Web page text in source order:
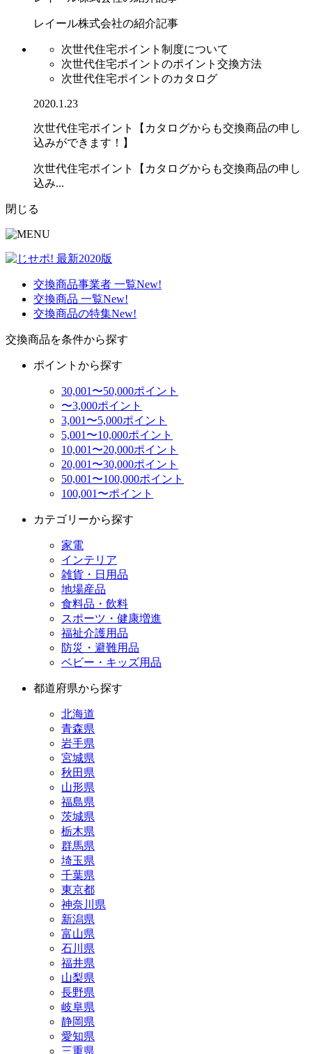
レイール株式会社の紹介記事
次世代住宅ポイント制度について
次世代住宅ポイントのポイント交換方法
次世代住宅ポイントのカタログ
2020.1.23
次世代住宅ポイント【カタログからも交換商品の申し
込みができます！】
次世代住宅ポイント【カタログからも交換商品の申し
込み...
閉じる
交換商品事業者 一覧New!
交換商品 一覧New!
交換商品の特集New!
交換商品を条件から探す
ポイントから探す
30,001〜50,000ポイント
〜3,000ポイント
3,001〜5,000ポイント
5,001〜10,000ポイント
10,001〜20,000ポイント
20,001〜30,000ポイント
50,001〜100,000ポイント
100,001〜ポイント
カテゴリーから探す
家電
インテリア
雑貨・日用品
地場産品
食料品・飲料
スポーツ・健康増進
福祉介護用品
防災・避難用品
ベビー・キッズ用品
都道府県から探す
北海道
青森県
岩手県
宮城県
秋田県
山形県
福島県
茨城県
栃木県
群馬県
埼玉県
千葉県
東京都
神奈川県
新潟県
富山県
石川県
福井県
山梨県
長野県
岐阜県
静岡県
愛知県
三重県